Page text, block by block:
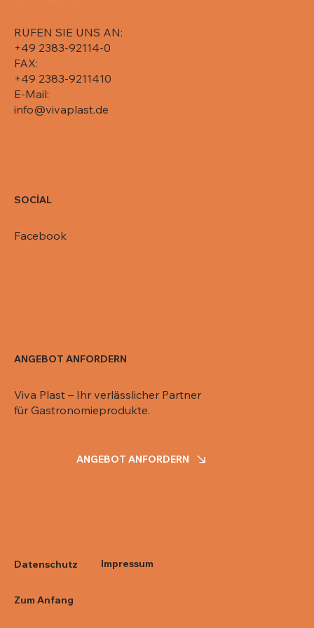
RUFEN SIE UNS AN:
+49 2383-92114-0
FAX:
+49 2383-9211410
E-Mail:
info@vivaplast.de
SOCİAL
Facebook
ANGEBOT ANFORDERN
Viva Plast – Ihr verlässlicher Partner
für Gastronomieprodukte.
ANGEBOT ANFORDERN
Datenschutz
Zum Anfang
Impressum